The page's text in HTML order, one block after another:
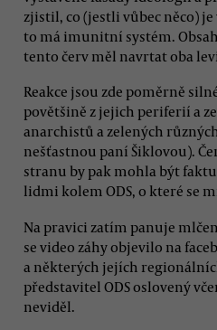
zjistil, co (jestli vůbec něco)
to má imunitní systém.
tento červ měl navrtat oba
Reakce jsou zde poměrně
povětšině z jejich periferií a
anarchistů a zelených
nešťastnou paní Šiklovou).
stranu by pak mohla být
lidmi kolem ODS, o které se
Na pravici zatím panuje
se video záhy objevilo na
a některých jejích
představitel ODS oslovený
neviděl.